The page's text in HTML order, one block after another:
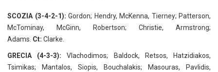
SCOZIA (3-4-2-1): Gordon; Hendry, McKenna, Tierney; Patterson,
McTominay, McGinn, Robertson; Christie, Armstrong;
Adams. Ct: Clarke.
GRECIA (4-3-3): Vlachodimos; Baldock, Retsos, Hatzidiakos,
Tsimikas; Mantalos, Siopis, Bouchalakis; Masouras, Pavlidis,